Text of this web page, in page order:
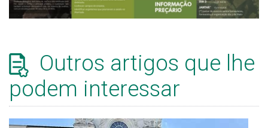
Outros artigos que lhe
podem interessar